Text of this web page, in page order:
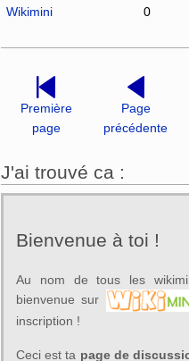
Wikimini 0
Première
page
Page
précédente
J'ai trouvé ca :
Bienvenue à toi !
Au nom de tous les
bienvenue sur
inscription !
Ceci est ta page de